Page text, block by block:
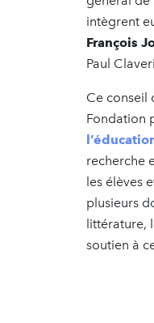
intègrent
François
Paul
Ce conseil
Fondation
recherche
les élèves
plusieurs
littérature,
soutien à